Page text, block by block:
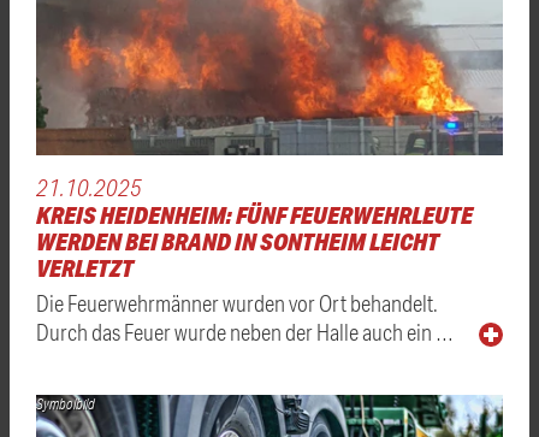
21.10.2025
KREIS HEIDENHEIM: FÜNF FEUERWEHRLEUTE
WERDEN BEI BRAND IN SONTHEIM LEICHT
VERLETZT
Die Feuerwehrmänner wurden vor Ort behandelt.
Durch das Feuer wurde neben der Halle auch ein …
Symbolbild